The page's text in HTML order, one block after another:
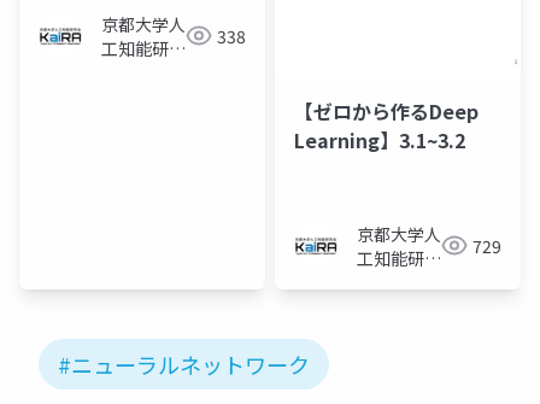
京都大学人
工知能研究
338
【ゼロから作るDeep
Learning】3.1~3.2
京都大学人
工知能研究
729
#ニューラルネットワーク